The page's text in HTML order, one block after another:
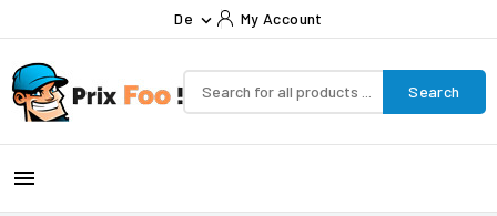
De  My Account
Search
